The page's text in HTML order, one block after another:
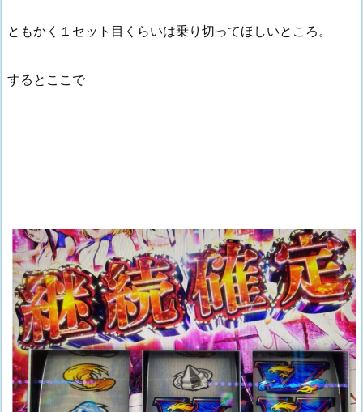
ともかく１セット目くらいは乗り切ってほしいところ。
するとここで